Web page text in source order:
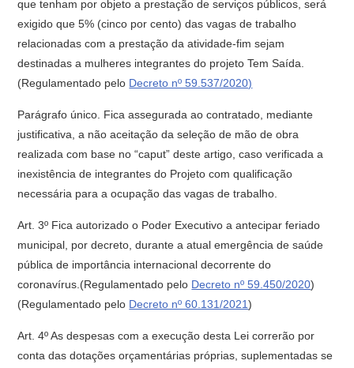
que tenham por objeto a prestação de serviços públicos, será
exigido que 5% (cinco por cento) das vagas de trabalho
relacionadas com a prestação da atividade-fim sejam
destinadas a mulheres integrantes do projeto Tem Saída.
(Regulamentado pelo Decreto nº 59.537/2020)
Parágrafo único. Fica assegurada ao contratado, mediante
justificativa, a não aceitação da seleção de mão de obra
realizada com base no “caput” deste artigo, caso verificada a
inexistência de integrantes do Projeto com qualificação
necessária para a ocupação das vagas de trabalho.
Art. 3º Fica autorizado o Poder Executivo a antecipar feriado
municipal, por decreto, durante a atual emergência de saúde
pública de importância internacional decorrente do
coronavírus.(Regulamentado pelo Decreto nº 59.450/2020)
(Regulamentado pelo Decreto nº 60.131/2021)
Art. 4º As despesas com a execução desta Lei correrão por
conta das dotações orçamentárias próprias, suplementadas se